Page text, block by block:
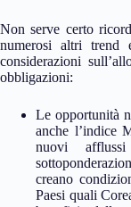
Non serve certo
numerosi altri trend
considerazioni
obbligazioni:
Le opportunità
anche l’indice
nuovi
creano
Paesi quali